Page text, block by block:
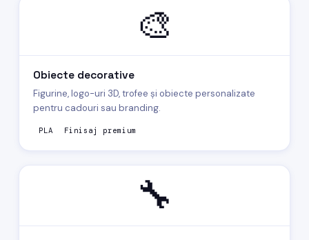
🎨
Obiecte decorative
Figurine, logo-uri 3D, trofee și obiecte personalizate
pentru cadouri sau branding.
PLA Finisaj premium
🔧